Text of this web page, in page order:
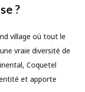
?
village où tout le
vraie diversité de
Coquetel
et apporte